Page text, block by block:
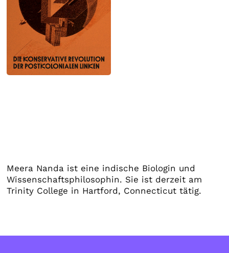
Meera Nanda ist eine indische Biologin und
Wissenschaftsphilosophin. Sie ist derzeit am
Trinity College in Hartford, Connecticut tätig.